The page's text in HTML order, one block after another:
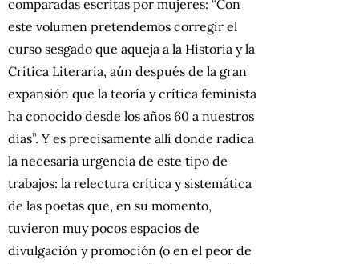
comparadas escritas por mujeres: “Con
este volumen pretendemos corregir el
curso sesgado que aqueja a la Historia y la
Critica Literaria, aún después de la gran
expansión que la teoría y crítica feminista
ha conocido desde los años 60 a nuestros
días”. Y es precisamente allí donde radica
la necesaria urgencia de este tipo de
trabajos: la relectura crítica y sistemática
de las poetas que, en su momento,
tuvieron muy pocos espacios de
divulgación y promoción (o en el peor de